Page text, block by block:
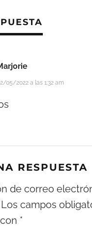
05/2022 a las 1:32 am
RESPUESTA
de correo
Los campos
*